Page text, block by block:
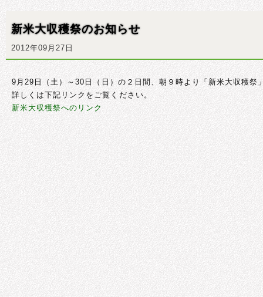
新米大収穫祭のお知らせ
2012年09月27日
9月29日（土）～30日（日）の２日間、朝９時より「新米大収穫祭
詳しくは下記リンクをご覧ください。
新米大収穫祭へのリンク